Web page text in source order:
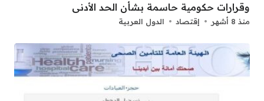
وقرارات حكومية حاسمة بشأن الحد الأدنى
منذ 8 أشهر إقتصاد الدول العربية